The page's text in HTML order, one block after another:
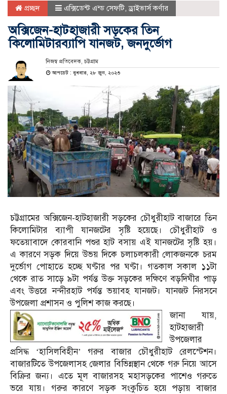
প্রচ্ছদ এক্সিডেন্ট এন্ড সেফটি,ড্রাইভার্স কর্ণার
অক্সিজেন-হাটহাজারী সড়কের তিন
কিলোমিটারব্যাপি যানজট, জনদুর্ভোগ
নিজস্ব প্রতিবেদক, চট্টগ্রাম
আপডেট : বুধবার, ২৮ জুন, ২০২৩
চট্টগ্রামের অক্সিজেন-হাটহাজারী সড়কের চৌধুরীহাট বাজারে তিন
কিলোমিটার ব্যাপী যানজটের সৃষ্টি হয়েছে। চৌধুরীহাট ও
ফতেয়াবাদে কোরবানি পশুর হাট বসায় এই যানজটের সৃষ্টি হয়।
এ কারণে সড়ক দিয়ে উভয় দিকে চলাচলকারী লোকজনকে চরম
দুর্ভোগ পোহাতে হচ্ছে ঘণ্টার পর ঘণ্টা। গতকাল সকাল ১১টা
থেকে রাত সাড়ে ৯টা পর্যন্ত উক্ত সড়কের দক্ষিণে বড়দিঘীর পাড়
এবং উত্তরে নন্দীরহাট পর্যন্ত ভয়াবহ যানজট। যানজট নিরসনে
উপজেলা প্রশাসন ও পুলিশ কাজ করছে।
জানা যায়,
হাটহাজারী
উপজেলার
প্রসিদ্ধ ‘হাসিলবিহীন’ গরুর বাজার চৌধুরীহাট রেলস্টেশন।
বাজারটিতে উপজেলাসহ জেলার বিভিন্নস্থান থেকে গরু নিয়ে আসে
বিক্রির জন্য। এতে মূল বাজারসহ মহাসড়কের পাশেও গরুতে
ভরে যায়। গরুর কারণে সড়ক সংকুচিত হয়ে পড়ায় বাজার